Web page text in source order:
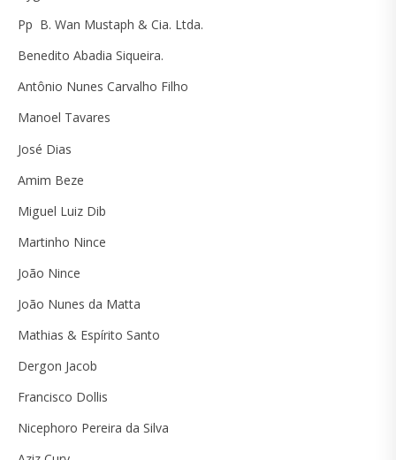
Pp B. Wan Mustaph & Cia. Ltda.
Benedito Abadia Siqueira.
Antônio Nunes Carvalho Filho
Manoel Tavares
José Dias
Amim Beze
Miguel Luiz Dib
Martinho Nince
João Nince
João Nunes da Matta
Mathias & Espírito Santo
Dergon Jacob
Francisco Dollis
Nicephoro Pereira da Silva